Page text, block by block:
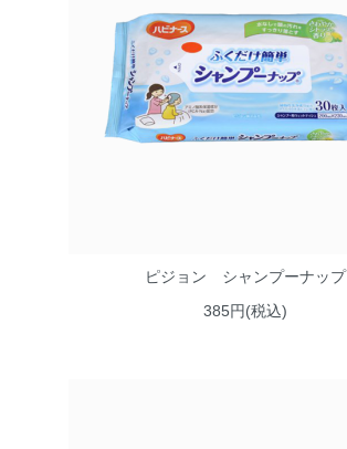
ピジョン シャンプーナップ
385円(税込)